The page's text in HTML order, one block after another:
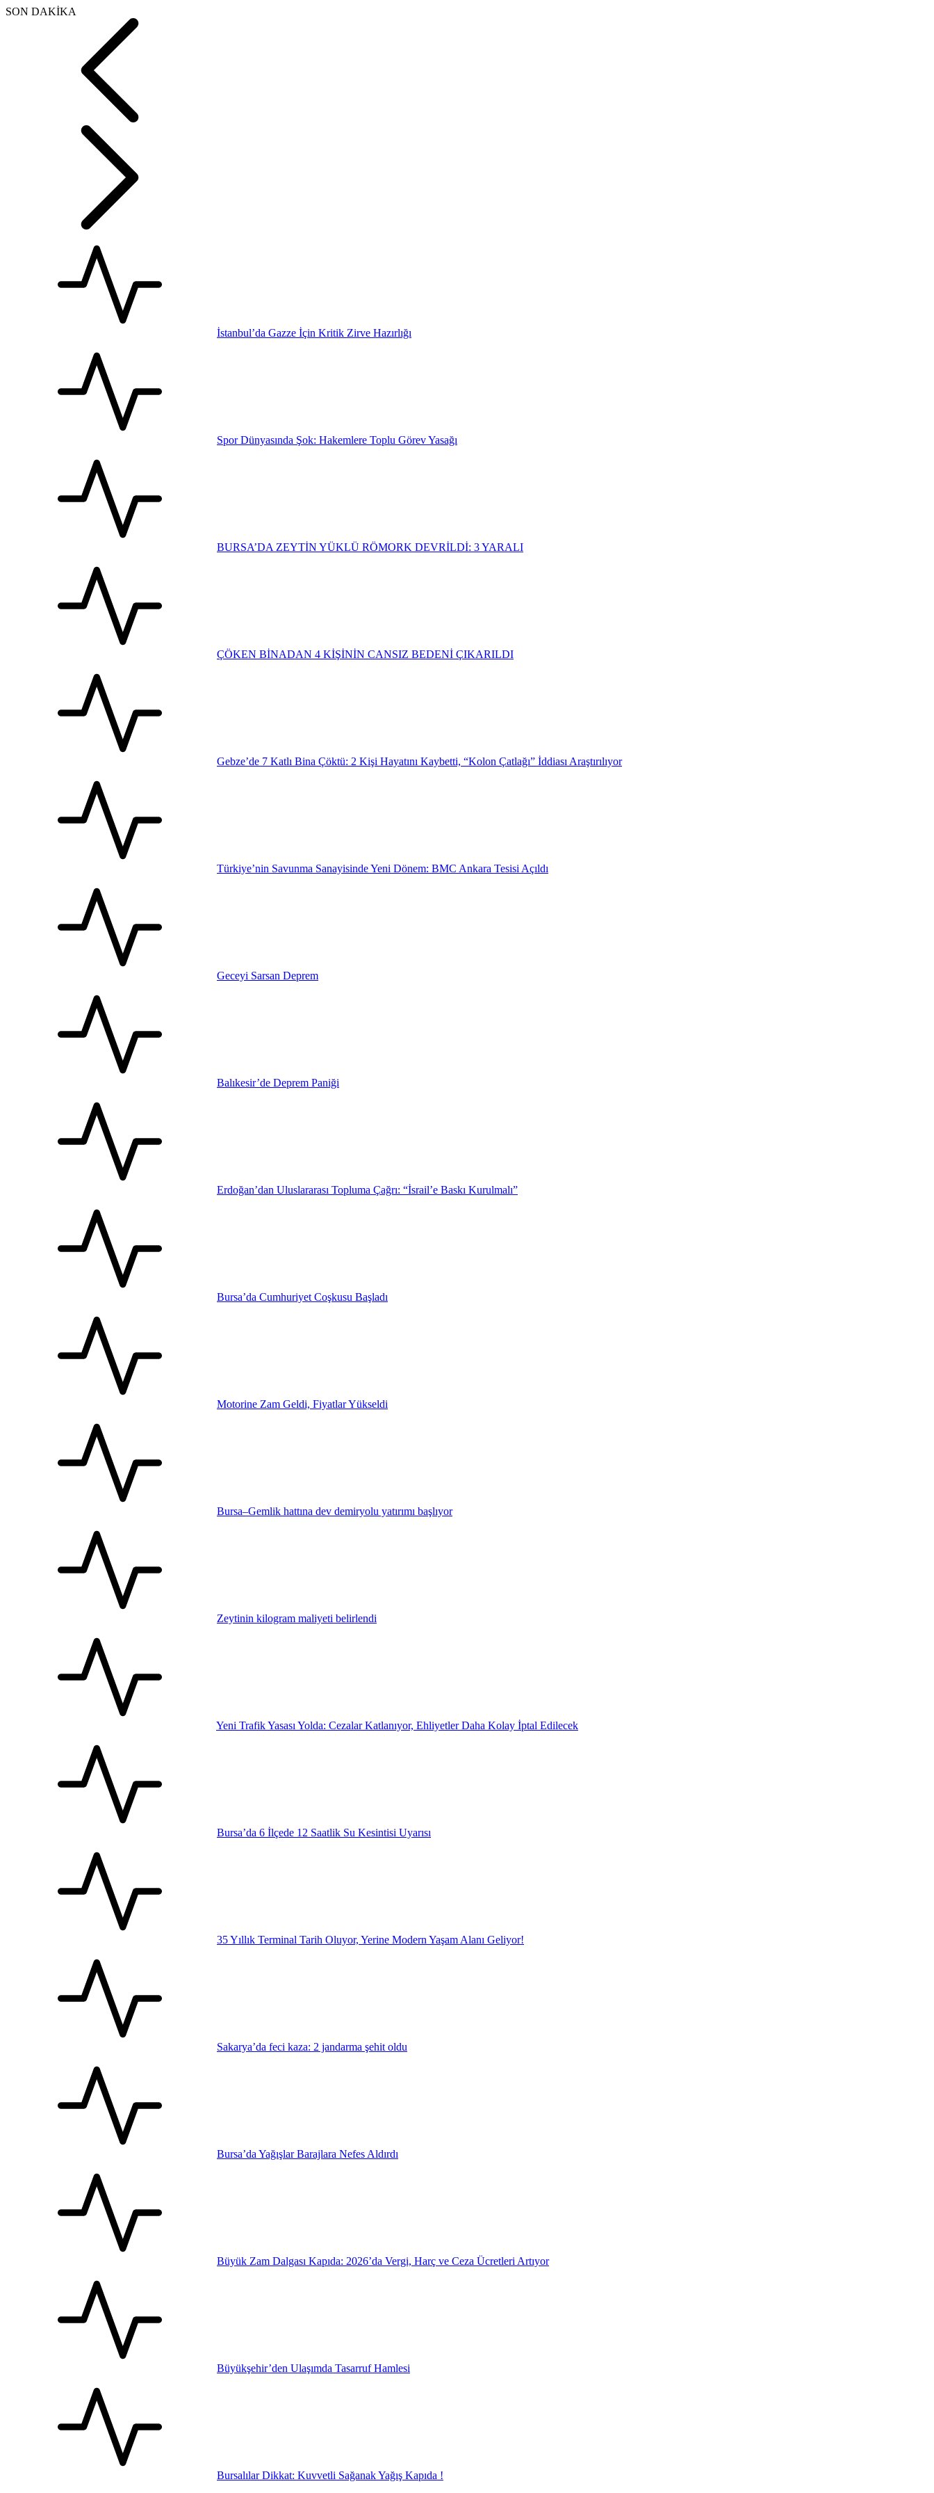
SON DAKİKA
İstanbul’da Gazze İçin Kritik Zirve Hazırlığı
Spor Dünyasında Şok: Hakemlere Toplu Görev Yasağı
BURSA’DA ZEYTİN YÜKLÜ RÖMORK DEVRİLDİ: 3 YARALI
ÇÖKEN BİNADAN 4 KİŞİNİN CANSIZ BEDENİ ÇIKARILDI
Gebze’de 7 Katlı Bina Çöktü: 2 Kişi Hayatını Kaybetti, “Kolon Çatlağı” İddiası Araştırılıyor
Türkiye’nin Savunma Sanayisinde Yeni Dönem: BMC Ankara Tesisi Açıldı
Geceyi Sarsan Deprem
Balıkesir’de Deprem Paniği
Erdoğan’dan Uluslararası Topluma Çağrı: “İsrail’e Baskı Kurulmalı”
Bursa’da Cumhuriyet Coşkusu Başladı
Motorine Zam Geldi, Fiyatlar Yükseldi
Bursa–Gemlik hattına dev demiryolu yatırımı başlıyor
Zeytinin kilogram maliyeti belirlendi
Yeni Trafik Yasası Yolda: Cezalar Katlanıyor, Ehliyetler Daha Kolay İptal Edilecek
Bursa’da 6 İlçede 12 Saatlik Su Kesintisi Uyarısı
35 Yıllık Terminal Tarih Oluyor, Yerine Modern Yaşam Alanı Geliyor!
Sakarya’da feci kaza: 2 jandarma şehit oldu
Bursa’da Yağışlar Barajlara Nefes Aldırdı
Büyük Zam Dalgası Kapıda: 2026’da Vergi, Harç ve Ceza Ücretleri Artıyor
Büyükşehir’den Ulaşımda Tasarruf Hamlesi
Bursalılar Dikkat: Kuvvetli Sağanak Yağış Kapıda !